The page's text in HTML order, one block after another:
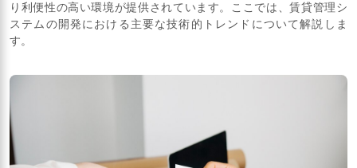
り利便性の高い環境が提供されています。ここでは、賃貸管理シ
ステムの開発における主要な技術的トレンドについて解説しま
す。